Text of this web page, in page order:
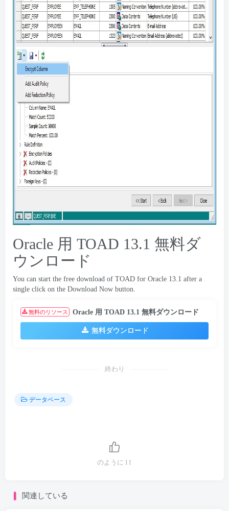
Oracle 用 TOAD 13.1 無料ダ
ウンロード
You can start the free download of TOAD for Oracle 13.1 after a
single click on the Download Now button.
無料のリソース Oracle 用 TOAD 13.1 無料ダウンロード
無料ダウンロード
終わり
データベース
のように 11
関連している